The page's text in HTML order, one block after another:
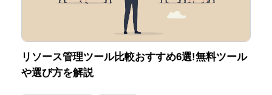
リソース管理ツール比較おすすめ6選!無料ツール
や選び方を解説